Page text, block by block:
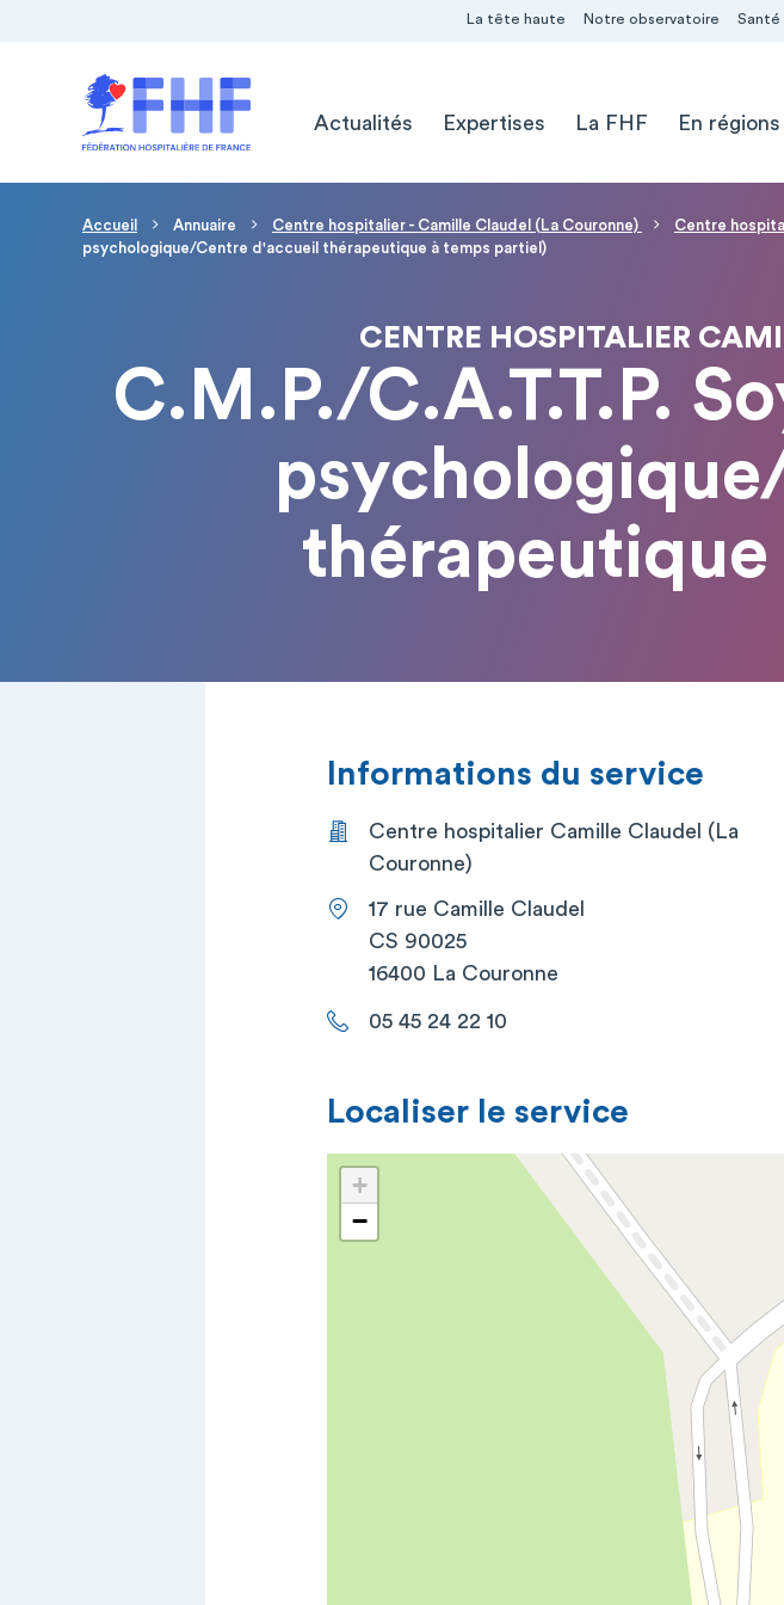
La tête haute Notre observatoire Santé
Actualités
Expertises La FHF En régions
Fil d'Ariane
Accueil Annuaire Centre hospitalier - Camille Claudel (La Couronne) Centre
psychologique/Centre d'accueil thérapeutique à temps partiel)
CENTRE HOSPITALIER
C.M.P./C.A.T.T.P.
Informations du service
Centre hospitalier Camille Claudel (La
Couronne)
17 rue Camille Claudel
CS 90025
16400 La Couronne
05 45 24 22 10
Localiser le service
+
−